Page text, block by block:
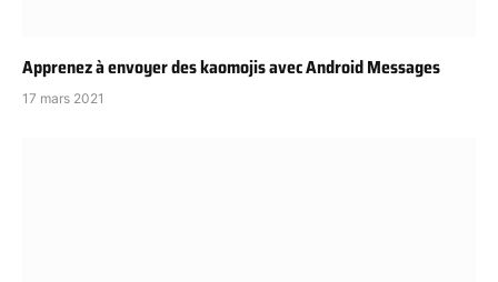
Apprenez à envoyer des kaomojis avec Android Messages
17 mars 2021